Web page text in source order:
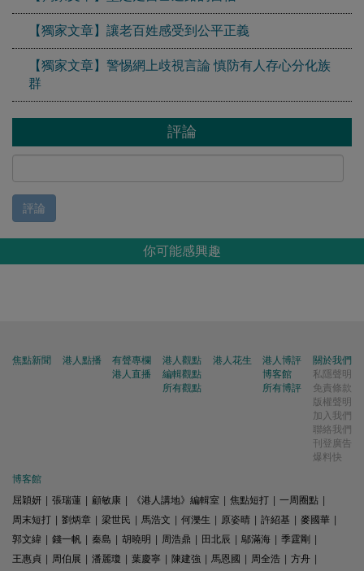
【獨家文章】讓老百姓感受到公平正義
【獨家文章】警惕網上歧視言論 慎防有人存心分化族
群
評論
評論
你可能感興趣
焦點新聞 港人點播
有聲專欄
港人直播
港人觀點
編輯觀點
所有觀點
港人花生
港人博評
博客館
所有博評
關於我們
私隱聲明
免責條款
版權聲明
加入我們
聯絡我們
刊登廣告
爆料快
博客館
屈穎妍
張瑞蓮 顧敏康 《港人講地》編輯室 焦點短打 一周圈點
周末短打
劉炳章 梁世民 馬浩文 何濼生 原姿晴 許紹基 麥國華
郭文緯
錢一帆 秦島 胡曉明 周浩鼎 田北辰 鄔滿海 季霆剛
王惠貞
周伯展 潘麗瓊 葉慶寧 陳建強 馬恩國 周全浩 方舟